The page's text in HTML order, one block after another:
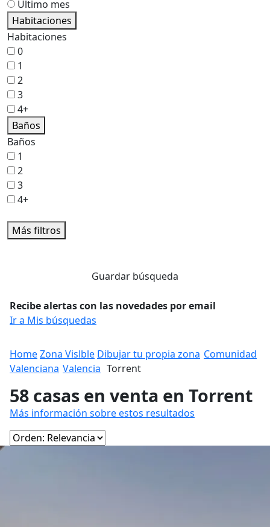
Último mes
Habitaciones
Habitaciones
0
1
2
3
4+
Baños
Baños
1
2
3
4+
Más filtros
Guardar búsqueda
Recibe alertas con las novedades por email
Ir a Mis búsquedas
HomeZona Vislble Dibujar tu propia zona Comunidad
Valenciana Valencia Torrent
58 casas en venta en Torrent
Más información sobre estos resultados